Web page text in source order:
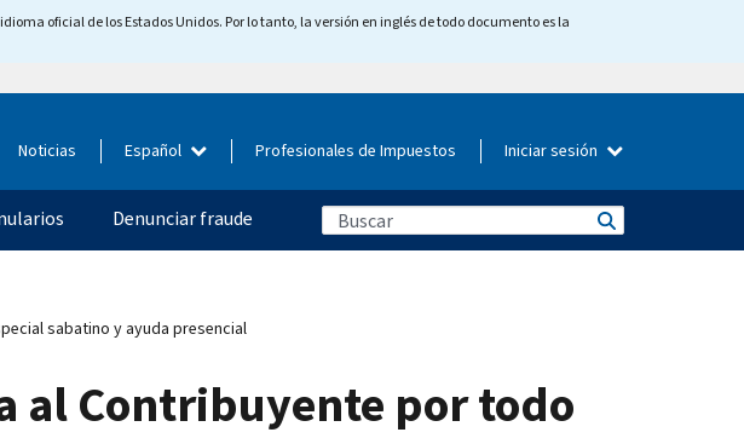
oficial de los Estados Unidos. Por lo tanto, la versión en inglés de todo documento es la
Noticias Español Profesionales de Impuestos Iniciar sesión
Denunciar fraude
sabatino y ayuda presencial
al Contribuyente por todo